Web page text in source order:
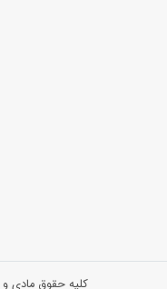
کلیه حقوق مادی